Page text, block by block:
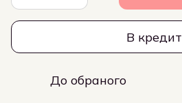
В кредит
До обраного